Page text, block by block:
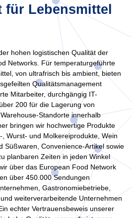
für Lebensmittel
hohen logistischen Qualität der
Networks. Für temperaturgeführte
von ultrafrisch bis ambient, bieten
Qualitätsmanagement
Mitarbeiter, durchgängig IT-
200 für die Lagerung von
Standorte innerhalb
bringen wir hochwertige Produkte
Wurst- und Molkereiprodukte, Wein
Süßwaren, Convenience-Artikel sowie
planbaren Zeiten in jeden Winkel
über das European Food Network
über 450.000 Sendungen
Gastronomiebetriebe,
weiterverarbeitende Unternehmen
echter Vertrauensbeweis unserer